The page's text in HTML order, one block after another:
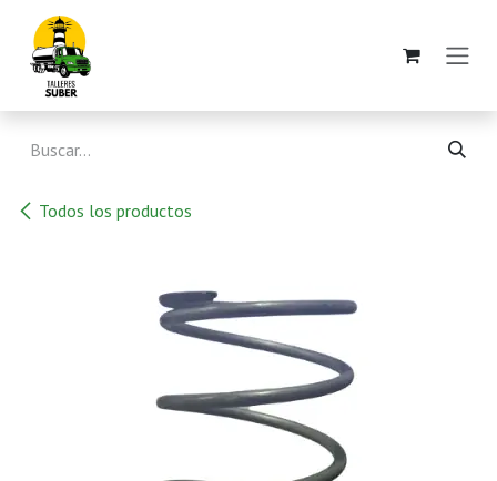
Ir al contenido
Todos los productos